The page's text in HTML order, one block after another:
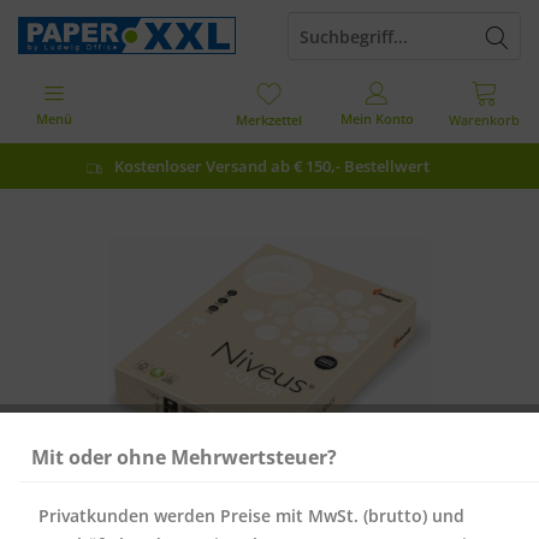
Kostenloser Versand ab € 150,- Bestellwert
Warenkorb
Merkzettel Mein Konto
Menü
Mit oder ohne Mehrwertsteuer?
Privatkunden werden Preise mit MwSt. (brutto) und